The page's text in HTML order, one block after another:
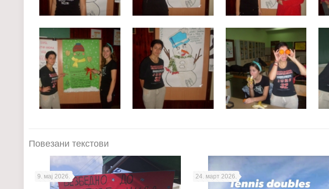
Повезани текстови
9. мај 2026. 24. март 2026.